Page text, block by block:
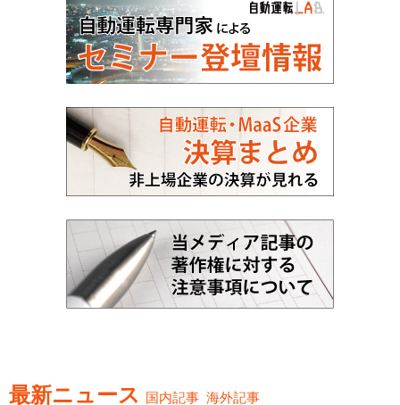
最新ニュース 国内記事 海外記事